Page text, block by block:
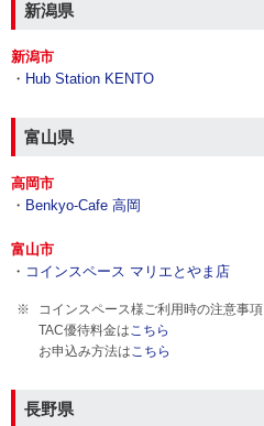
新潟県
新潟市
・ Hub Station KENTO
富山県
高岡市
・ Benkyo-Cafe 高岡
富山市
・ コインスペース マリエとやま店
コインスペース様ご利用時の注意事項
TAC優待料金はこちら
お申込み方法はこちら
長野県